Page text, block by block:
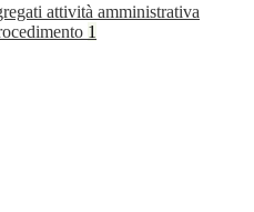
attività amministrativa
1